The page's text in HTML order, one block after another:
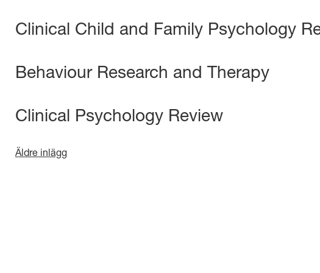
Clinical Child and Family Psychology
Behaviour Research and Therapy
Clinical Psychology Review
Inläggsnavigering
Äldre inlägg